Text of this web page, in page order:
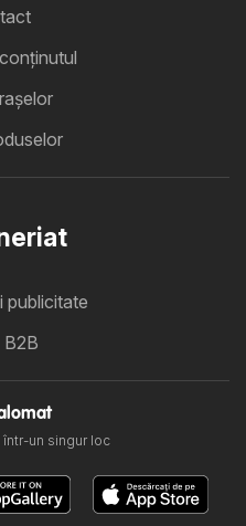
publicitate
într-un singur loc